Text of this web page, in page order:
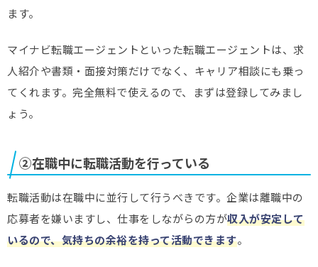
ます。
マイナビ転職エージェントといった転職エージェントは、求
人紹介や書類・面接対策だけでなく、キャリア相談にも乗っ
てくれます。完全無料で使えるので、まずは登録してみまし
ょう。
②在職中に転職活動を行っている
転職活動は在職中に並行して行うべきです。企業は離職中の
応募者を嫌いますし、仕事をしながらの方が収入が安定して
いるので、気持ちの余裕を持って活動できます。